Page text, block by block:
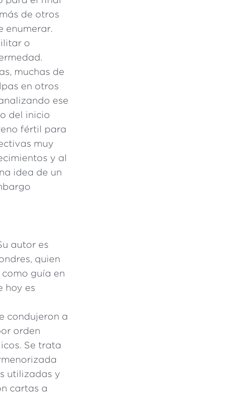
de otros
enumerar.
o
muchas de
en otros
ese
del inicio
fértil para
muy
y al
idea de un
autor es
quien
guía en
hoy es
condujeron a
orden
Se trata
utilizadas y
cartas a